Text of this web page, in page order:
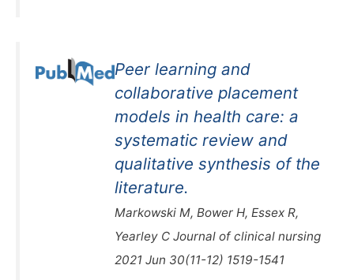
Peer learning and
collaborative placement
models in health care: a
systematic review and
qualitative synthesis of the
literature.
Markowski M, Bower H, Essex R,
Yearley C Journal of clinical nursing
2021 Jun 30(11-12) 1519-1541